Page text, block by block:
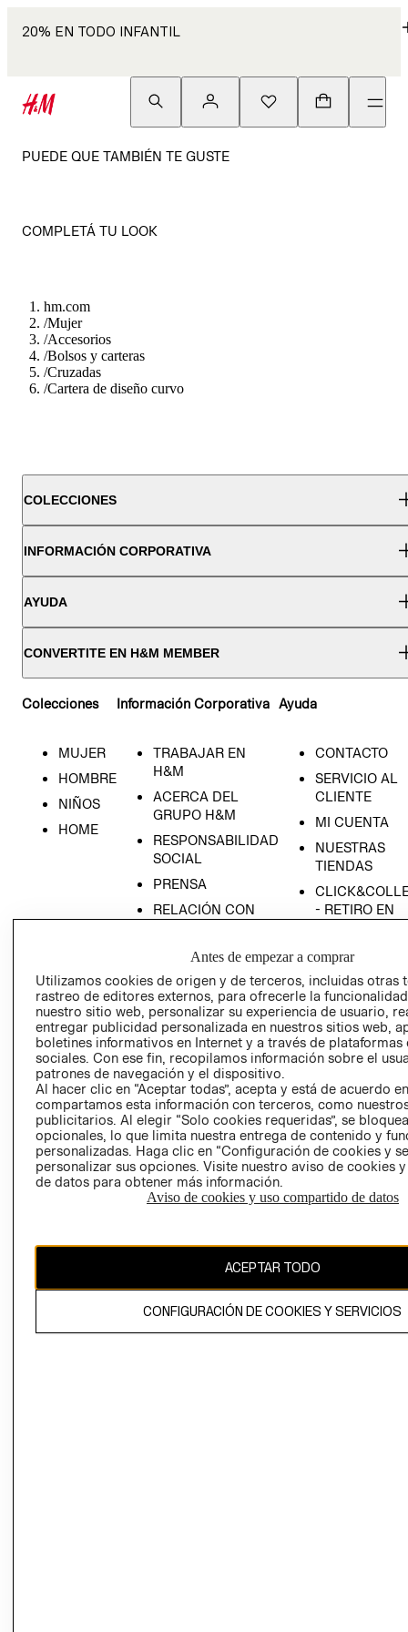
20% EN TODO INFANTIL
PUEDE QUE TAMBIÉN TE GUSTE
COMPLETÁ TU LOOK
hm.com
/Mujer
/Accesorios
/Bolsos y carteras
/Cruzadas
/Cartera de diseño curvo
COLECCIONES
INFORMACIÓN CORPORATIVA
AYUDA
CONVERTITE EN H&M MEMBER
Colecciones
MUJER
HOMBRE
NIÑOS
HOME
Información Corporativa
TRABAJAR EN
H&M
ACERCA DEL
GRUPO H&M
RESPONSABILIDAD
SOCIAL
PRENSA
RELACIÓN CON
POLÍTICA
Ayuda
CONTACTO
SERVICIO AL
CLIENTE
MI CUENTA
NUESTRAS
TIENDAS
- RETIRO EN
TÉRMINOS Y
AVISO DE
PRIVACIDAD
GIFT CARD
AVISO DE
COOKIES
CAMBIAR REGIÓN
Antes de empezar a comprar
Utilizamos cookies de origen y de terceros, incluidas otras
rastreo de editores externos, para ofrecerle la
nuestro sitio web, personalizar su experiencia de usuario,
entregar publicidad personalizada en nuestros sitios web,
boletines informativos en Internet y a través de plataformas
sociales. Con ese fin, recopilamos información sobre el
patrones de navegación y el dispositivo.
Al hacer clic en “Aceptar todas”, acepta y está de acuerdo
compartamos esta información con terceros, como
publicitarios. Al elegir “Solo cookies requeridas”, se
opcionales, lo que limita nuestra entrega de contenido y
personalizadas. Haga clic en “Configuración de cookies y
personalizar sus opciones. Visite nuestro aviso de cookies
de datos para obtener más información.
Aviso de cookies y uso compartido de datos
ACEPTAR TODO
CONFIGURACIÓN DE COOKIES Y SERVICIOS